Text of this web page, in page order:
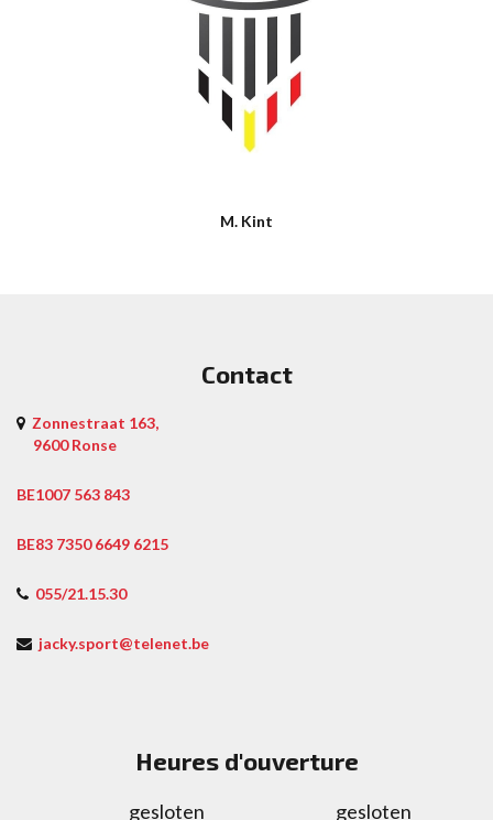
M. Kint
Contact
Zonnestraat 163,
9600 Ronse
BE1007 563 843
BE83 7350 6649 6215
055/21.15.30
jacky.sport@telenet.be
Heures d'ouverture
gesloten gesloten